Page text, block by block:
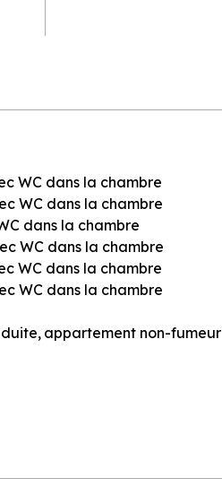
WC dans la chambre
WC dans la chambre
dans la chambre
WC dans la chambre
WC dans la chambre
WC dans la chambre
appartement non-fumeur